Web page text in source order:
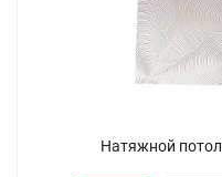
Натяжной